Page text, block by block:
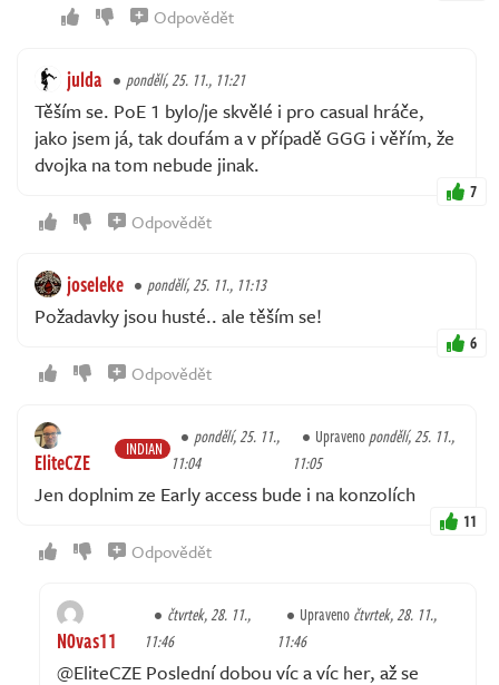
Odpovědět
julda pondělí, 25. 11., 11:21
Těším se. PoE 1 bylo/je skvělé i pro casual hráče,
jako jsem já, tak doufám a v případě GGG i věřím, že
dvojka na tom nebude jinak.
7
Odpovědět
joseleke pondělí, 25. 11., 11:13
Požadavky jsou husté.. ale těším se!
6
Odpovědět
EliteCZE INDIAN
pondělí, 25. 11.,
11:04
Upravenopondělí, 25. 11.,
11:05
Jen doplnim ze Early access bude i na konzolích
11
Odpovědět
N0vas11
čtvrtek, 28. 11.,
11:46
Upravenočtvrtek, 28. 11.,
11:46
@EliteCZE Poslední dobou víc a víc her, až se